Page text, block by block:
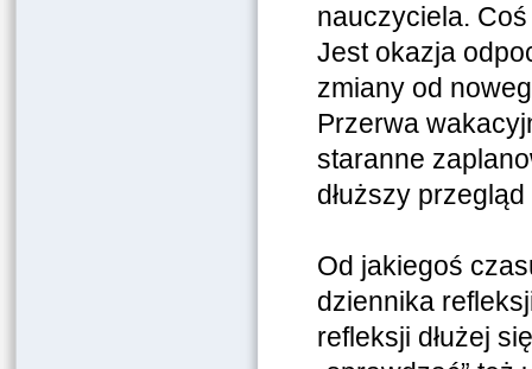
nauczyciela.
Jest okazja
zmiany od
Przerwa
staranne
dłuższy
Od jakiegoś
dziennika
refleksji dłużej